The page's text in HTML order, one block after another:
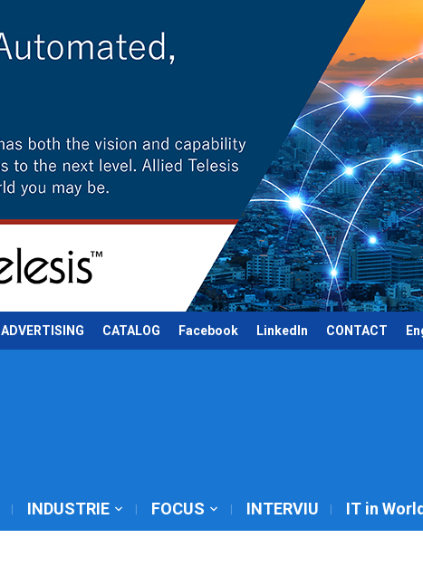
ADVERTISING CATALOG Facebook LinkedIn CONTACT
INDUSTRIE FOCUS INTERVIU IT in World